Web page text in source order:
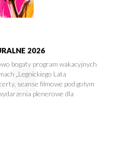
2026
bogaty program wakacyjnych
„Legnickiego Lata
seanse filmowe pod gołym
plenerowe dla